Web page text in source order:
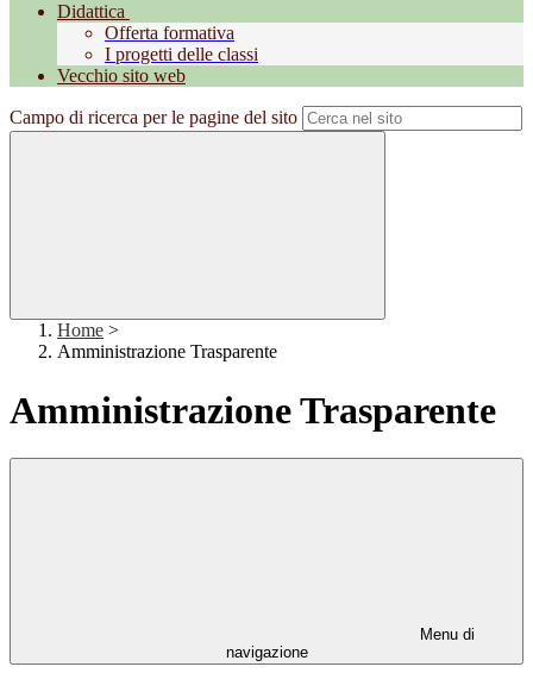
Didattica
Offerta formativa
I progetti delle classi
Vecchio sito web
Campo di ricerca per le pagine del sito
Home >
Amministrazione Trasparente
Amministrazione Trasparente
Menu di
navigazione